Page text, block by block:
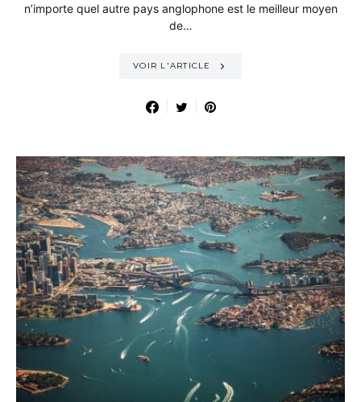
n’importe quel autre pays anglophone est le meilleur moyen
de…
VOIR L'ARTICLE